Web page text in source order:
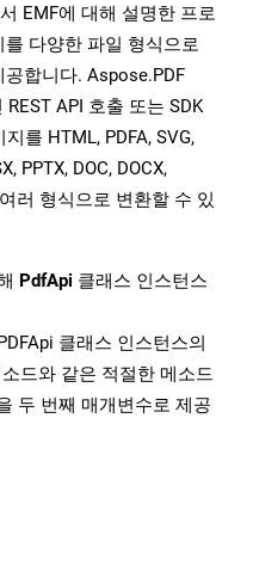
EMF에 대해 설명한 프로
다양한 파일 형식으로
합니다. Aspose.PDF
API 호출 또는 SDK
를 HTML, PDFA, SVG,
PPTX, DOC, DOCX,
러 형식으로 변환할 수 있
PdfApi 클래스 인스턴스
클래스 인스턴스의
드와 같은 적절한 메소드
두 번째 매개변수로 제공